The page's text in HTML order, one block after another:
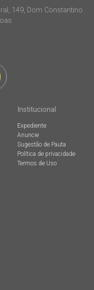
149, Dom Constantino.
Institucional
Expediente
Anuncie
Sugestão de Pauta
Política de privacidade
Termos de Uso